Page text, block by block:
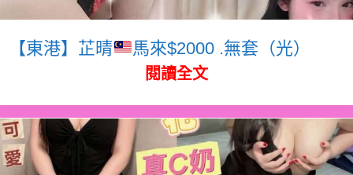
【東港】芷晴 馬來$2000 .無套（光）
閱讀全文